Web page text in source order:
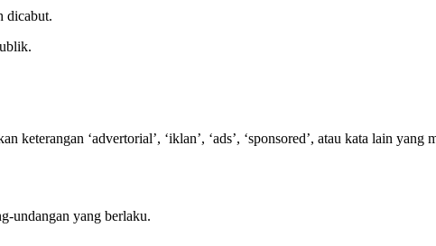
dicabut.
‘advertorial’, ‘iklan’, ‘ads’, ‘sponsored’, atau kata lain
undangan yang berlaku.